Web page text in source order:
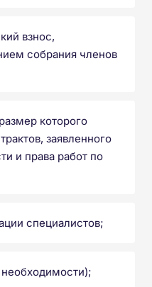
взнос,
собрания членов
которого
заявленного
и права работ по
специалистов;